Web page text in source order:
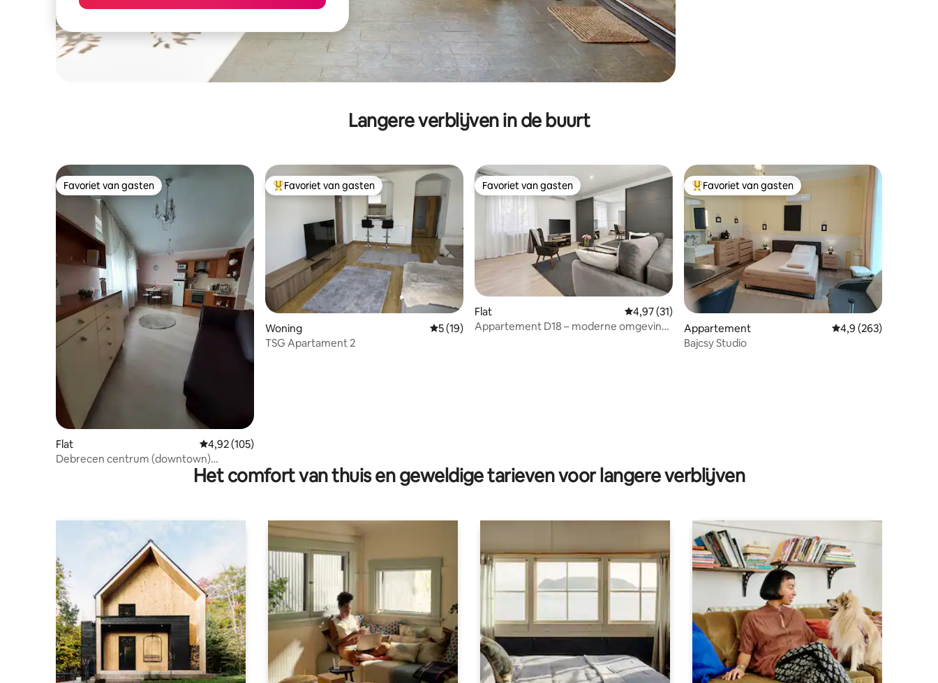
Langere verblijven in de buurt
Favoriet van gasten
Favoriet van gasten
Flat Gemiddelde beoordeling van 4,92 op 5, 105 recensies
4,92 (105)
Debrecen centrum (downtown)
Topfavoriet van gasten
Favoriet van gasten
Woning Gemiddelde beoordeling van 5 op 5, 19 recensies
5 (19)
TSG Apartament 2
Favoriet van gasten
Favoriet van gasten
Flat Gemiddelde beoordeling van 4,97 op 5, 31 recensies
4,97 (31)
Appartement D18 – moderne omgeving
Topfavoriet van gasten
Favoriet van gasten
Appartement Gemiddelde
4,9 (263)
Bajcsy Studio
Het comfort van thuis en geweldige tarieven voor langere verblijven